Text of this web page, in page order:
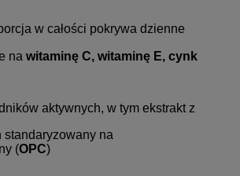
w całości pokrywa dzienne
na witaminę C, witaminę E, cynk
aktywnych, w tym ekstrakt z
standaryzowany na
(OPC)